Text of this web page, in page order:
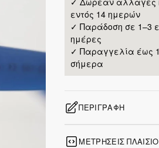
εντός 14 ημερών
✓ Παράδοση σε 1–3
ημέρες
✓ Παραγγελία έως
σήμερα
ΠΕΡΙΓΡΑΦΉ
ΜΕΤΡΉΣΕΙΣ